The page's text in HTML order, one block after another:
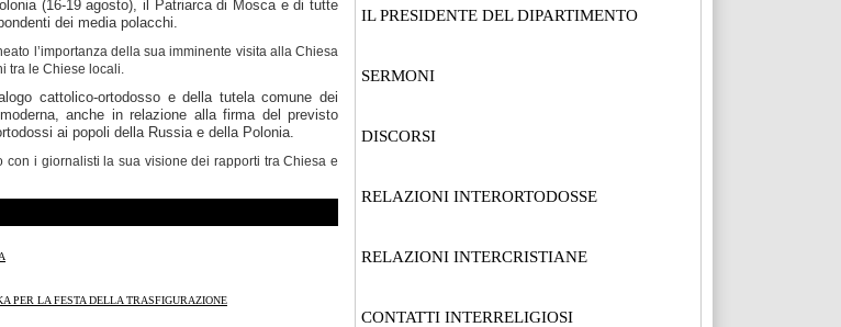
(16-19 agosto), il Patriarca di Mosca e di tutte
dei media polacchi.
l’importanza dellasua imminente visitaal la Chiesa
tra le Chiese locali.
cattolico-ortodosso e della tutela comune dei
anche in relazione alla firmadel previsto
ai popoli della Russia e della Polonia.
con i giornalisti la sua visione dei rapporti tra Chiesa e
PER LA FESTA DELLA TRASFIGURAZIONE
IL PRESIDENTE DEL DIPARTIMENTO
SERMONI
DISCORSI
RELAZIONI INTERORTODOSSE
RELAZIONI INTERCRISTIANE
CONTATTI INTERRELIGIOSI